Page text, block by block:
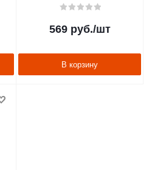
569руб./шт
В корзину